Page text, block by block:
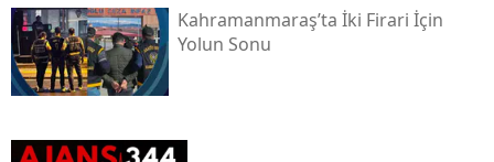
Kahramanmaraş’ta İki Firari İçin
Yolun Sonu